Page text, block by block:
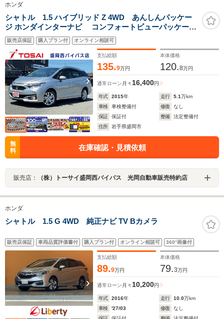
ホンダ
シャトル 1.5 ハイブリッド Z 4WD あんしんパッケー
ジ ホンダインターナビ コンフォートビューパッケージ
LEDヘッドライト フロントフォグランプ プラズマクラス
ター付オートエアコン シートヒーター 横滑り防止装置 バ
ックカメラ スマートキー
販売店保証 購入プラン付 オンライン相談可
支払総額
135.9万円
本体価格
120.8万円
通常ローン 月々 16,400円
年式 2015年 走行 5.1万km
車検
車検整備付 修復
なし
保証
保証付 整備
法定整備付
住所
岩手県盛岡市
無
料
在庫確認・見積依頼
販売店： （株）トーサイ盛岡西バイパス 光岡自動車販売特約店
ホンダ
シャトル 1.5 G 4WD 純正ナビ TV Bカメラ
販売店保証 車両品質評価書付 購入プラン付 オンライン相談可 360°画像付
支払総額
89.9万円
本体価格
79.3万円
通常ローン 月々10,200円
年式 2016年 走行 10.0万km
車検
'27/03 修復
なし